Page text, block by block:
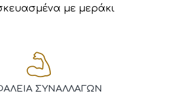
με μεράκι
ΣΥΝΑΛΛΑΓΩΝ